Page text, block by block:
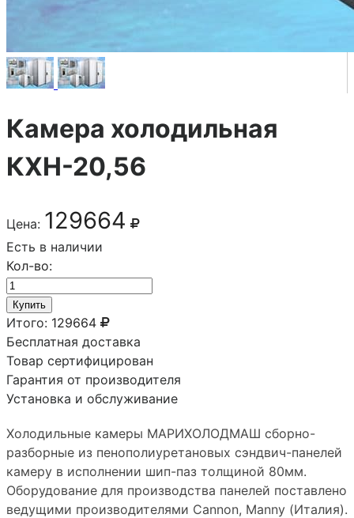
Камера холодильная
КХН-20,56
Цена: 129664
Есть в наличии
Кол-во:
Купить
Итого: 129664
Бесплатная доставка
Товар сертифицирован
Гарантия от производителя
Установка и обслуживание
Холодильные камеры МАРИХОЛОДМАШ сборно-
разборные из пенополиуретановых сэндвич-панелей
камеру в исполнении шип-паз толщиной 80мм.
Оборудование для производства панелей поставлено
ведущими производителями Сannon, Manny (Италия).